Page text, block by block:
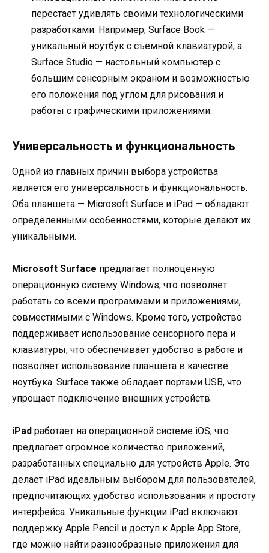
перестает удивлять своими технологическими
разработками. Например, Surface Book —
уникальный ноутбук с съемной клавиатурой, а
Surface Studio — настольный компьютер с
большим сенсорным экраном и возможностью
его положения под углом для рисования и
работы с графическими приложениями.
Универсальность и функциональность
Одной из главных причин выбора устройства
является его универсальность и функциональность.
Оба планшета — Microsoft Surface и iPad — обладают
определенными особенностями, которые делают их
уникальными.
Microsoft Surface предлагает полноценную
операционную систему Windows, что позволяет
работать со всеми программами и приложениями,
совместимыми с Windows. Кроме того, устройство
поддерживает использование сенсорного пера и
клавиатуры, что обеспечивает удобство в работе и
позволяет использование планшета в качестве
ноутбука. Surface также обладает портами USB, что
упрощает подключение внешних устройств.
iPad работает на операционной системе iOS, что
предлагает огромное количество приложений,
разработанных специально для устройств Apple. Это
делает iPad идеальным выбором для пользователей,
предпочитающих удобство использования и простоту
интерфейса. Уникальные функции iPad включают
поддержку Apple Pencil и доступ к Apple App Store,
где можно найти разнообразные приложения для